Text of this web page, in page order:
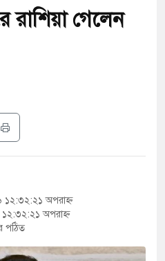
দেওবন্দের
বিরুদ্ধে
হবে: ড.
রাশিয়া গে‌লেন
অপরাহ্ন
অপরাহ্ন
পঠিত